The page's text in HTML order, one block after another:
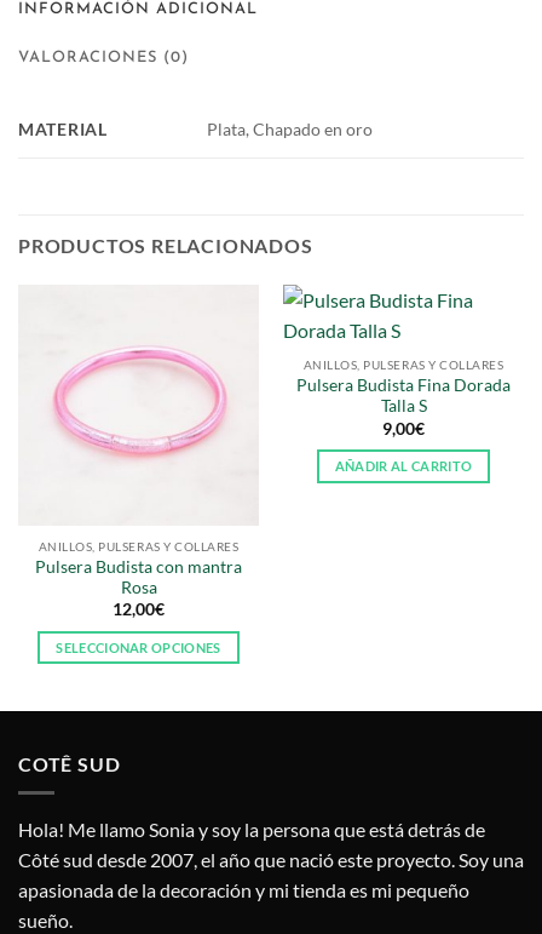
INFORMACIÓN ADICIONAL
VALORACIONES (0)
MATERIAL Plata, Chapado en oro
PRODUCTOS RELACIONADOS
ANILLOS, PULSERAS Y COLLARES
Pulsera Budista con mantra
Rosa
12,00€
SELECCIONAR OPCIONES
opciones
se
elegir
ANILLOS, PULSERAS Y COLLARES
Pulsera Budista Fina Dorada
Talla S
9,00€
AÑADIR AL CARRITO
COTÊ SUD
Hola! Me llamo Sonia y soy la persona que está detrás de
Côté sud desde 2007, el año que nació este proyecto. Soy una
apasionada de la decoración y mi tienda es mi pequeño
sueño.